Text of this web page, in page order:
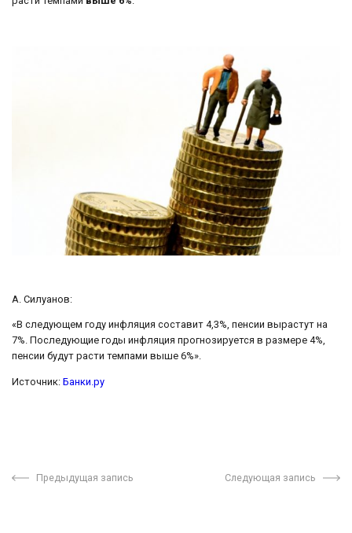
А. Силуанов:
«В следующем году инфляция составит 4,3%, пенсии вырастут на
7%. Последующие годы инфляция прогнозируется в размере 4%,
пенсии будут расти темпами выше 6%».
Источник: Банки.ру
Предыдущая запись Следующая запись